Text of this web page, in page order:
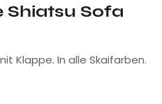
Shiatsu Sofa
Klappe. In alle Skaifarben.